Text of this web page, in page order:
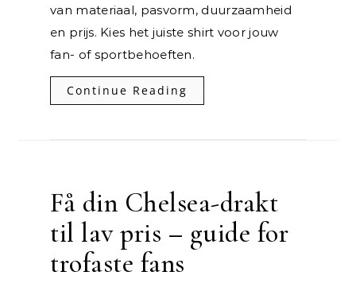
van materiaal, pasvorm, duurzaamheid
en prijs. Kies het juiste shirt voor jouw
fan- of sportbehoeften.
Continue Reading
Få din Chelsea-drakt
til lav pris – guide for
trofaste fans